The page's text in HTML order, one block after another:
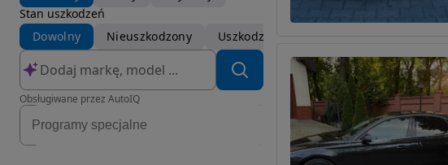
Stan uszkodzeń
Dowolny
Nieuszkodzony Uszkodzony
Obsługiwane przez AutoIQ